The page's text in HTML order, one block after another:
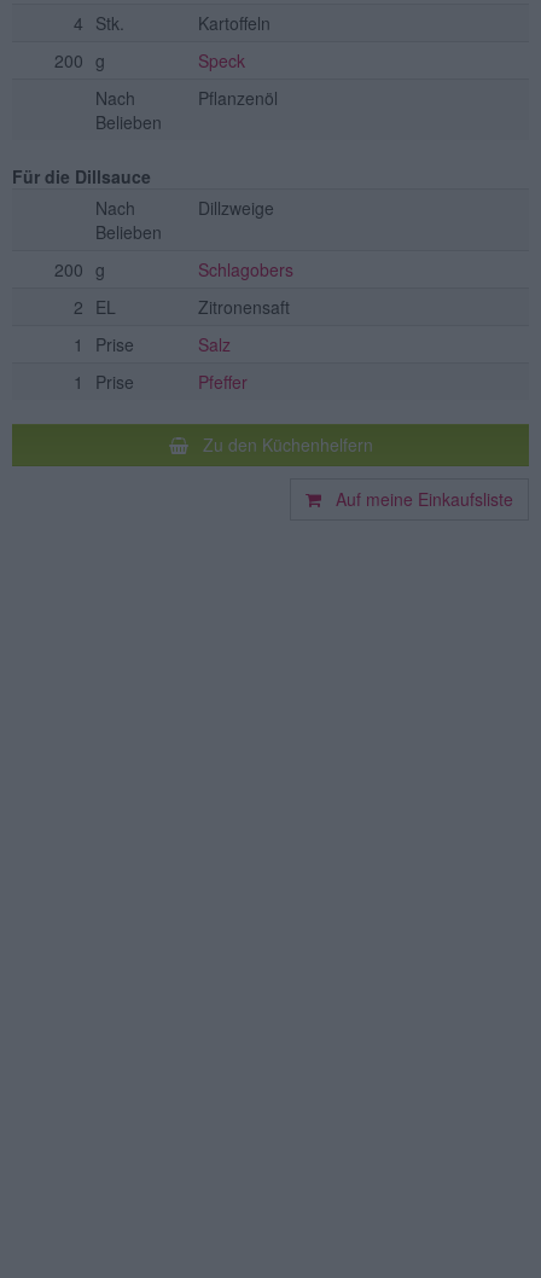
4 Stk.
Kartoffeln
200 g
Speck
Nach
Belieben
Pflanzenöl
Für die Dillsauce
Nach
Belieben
Dillzweige
200 g
Schlagobers
2 EL
Zitronensaft
1
Prise
Salz
1
Prise Pfeffer
Zu den Küchenhelfern
Auf meine Einkaufsliste